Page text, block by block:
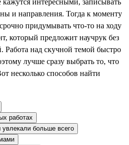
и направления. Тогда к моменту
придумывать что-то на ходу
который предложит научрук без
Работа над скучной темой быстро
лучше сразу выбрать то, что
несколько способов найти
работах
больше всего